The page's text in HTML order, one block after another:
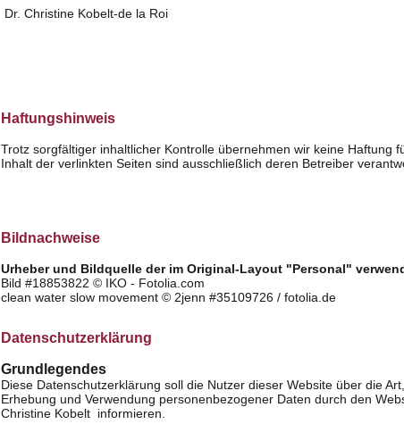
Dr. Christine Kobelt-de la Roi
Haftungshinweis
Trotz sorgfältiger inhaltlicher Kontrolle übernehmen wir keine Haftung
Inhalt der verlinkten Seiten sind ausschließlich deren Betreiber
Bildnachweise
Urheber und Bildquelle der im Original-Layout "Personal"
Bild #18853822 © IKO - Fotolia.com
clean water slow movement © 2jenn #35109726 / fotolia.de
Datenschutzerklärung
Grundlegendes
Diese Datenschutzerklärung soll die Nutzer dieser Website über die
Erhebung und Verwendung personenbezogener Daten durch den
Christine Kobelt informieren.